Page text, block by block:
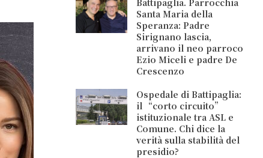
Battipaglia. Parrocchia
Santa Maria della
Speranza: Padre
Sirignano lascia,
arrivano il neo parroco
Ezio Miceli e padre De
Crescenzo
Ospedale di Battipaglia:
il “corto circuito”
istituzionale tra ASL e
Comune. Chi dice la
verità sulla stabilità del
presidio?